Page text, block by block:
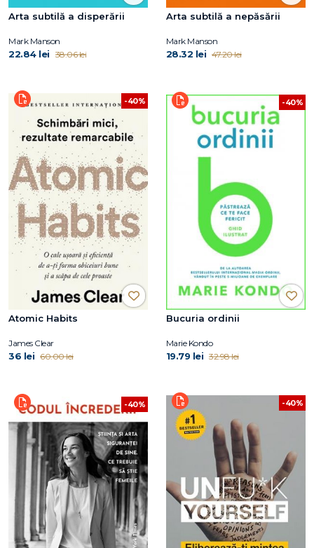
Arta subtilă a disperării
Mark Manson
22.84 lei 38.06 lei
Arta subtilă a nepăsării
Mark Manson
28.32 lei 47.20 lei
-40%
Atomic Habits
James Clear
36 lei 60.00 lei
-40%
Bucuria ordinii
Marie Kondo
19.79 lei 32.98 lei
-40% -40%